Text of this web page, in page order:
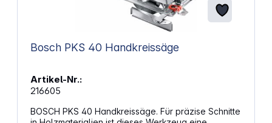
Bosch PKS 40 Handkreissäge
Artikel-Nr.:
216605
BOSCH PKS 40 Handkreissäge. Für präzise Schnitte